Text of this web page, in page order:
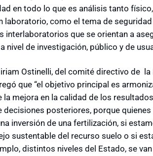
en todo lo que es análisis tanto
laboratorio, como el tema de
interlaboratorios que se orientan a
nivel de investigación, público y de
Ostinelli, del comité directivo de
que “el objetivo principal es
la mejora en la calidad de los
decisiones posteriores, porque
inversión de una fertilización, si
sustentable del recurso suelo o si
distintos niveles del Estado, se